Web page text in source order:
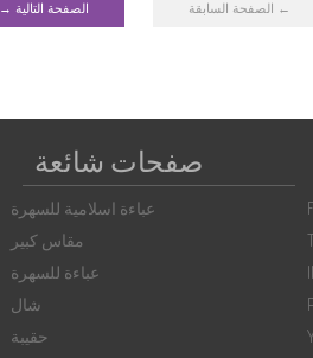
← الصفحة السابقة الصفحة التالية →
صفحات شائعة
عباءة اسلامية للسهرة
مقاس كبير
عباءة للسهرة
شال
حقيبة